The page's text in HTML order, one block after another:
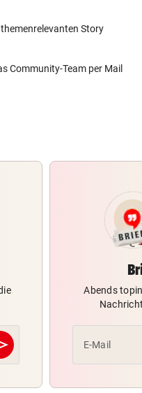
Story
Community-Team per Mail
Abschicken
Abends
E-Mail